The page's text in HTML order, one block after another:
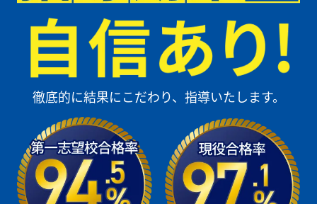
徹底的に結果にこだわり、指導いたします。